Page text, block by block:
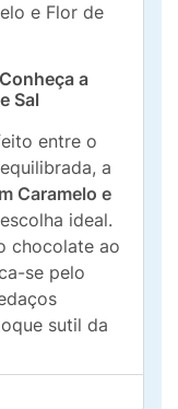
e Flor de
a
Sal
entre o
a
Caramelo e
ideal.
chocolate ao
se pelo
sutil da
mão do